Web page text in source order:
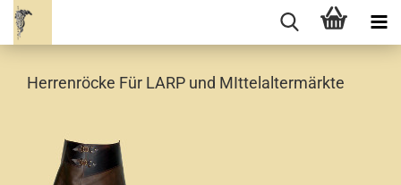
Herrenröcke Für LARP und MIttelaltermärkte